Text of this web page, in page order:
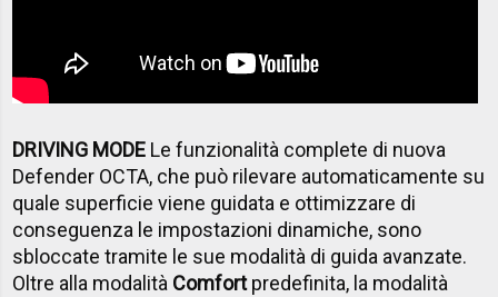
DRIVING MODE Le funzionalità complete di nuova
Defender OCTA, che può rilevare automaticamente su
quale superficie viene guidata e ottimizzare di
conseguenza le impostazioni dinamiche, sono
sbloccate tramite le sue modalità di guida avanzate.
Oltre alla modalità Comfortpredefinita, la modalità